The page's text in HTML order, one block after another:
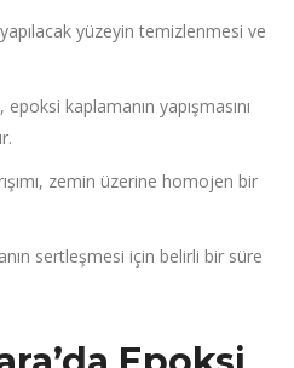
yüzeyin temizlenmesi ve
epoksi kaplamanın yapışmasını
zemin üzerine homojen bir
sertleşmesi için belirli bir süre